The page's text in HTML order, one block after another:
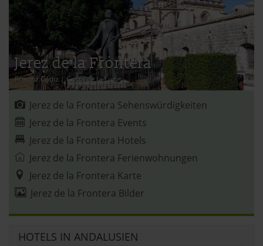
Jerez de la Frontera
Provinz Cádiz |Costa de la Luz
Jerez de la Frontera Sehenswürdigkeiten
Jerez de la Frontera Events
Jerez de la Frontera Hotels
Jerez de la Frontera Ferienwohnungen
Jerez de la Frontera Karte
Jerez de la Frontera Bilder
HOTELS IN ANDALUSIEN